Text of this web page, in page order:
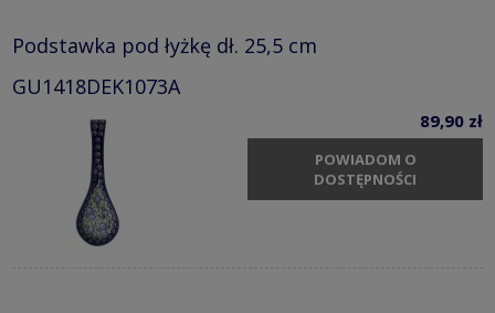
Podstawka pod łyżkę dł. 25,5 cm
GU1418DEK1073A
89,90 zł
POWIADOM O
DOSTĘPNOŚCI